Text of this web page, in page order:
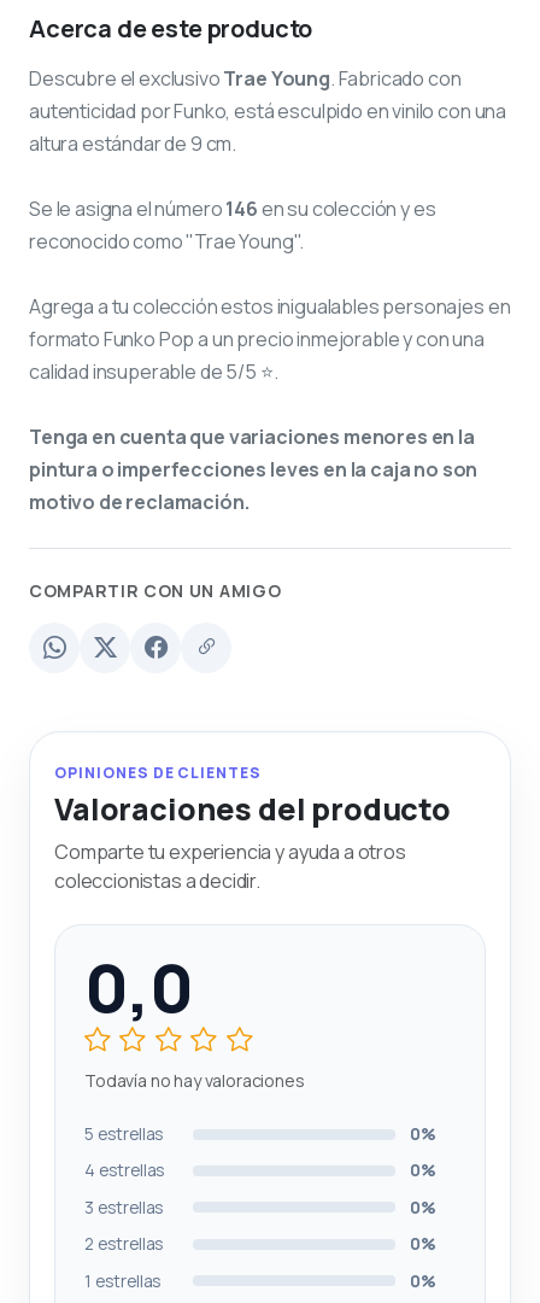
Acerca de este producto
Descubre el exclusivoTrae Young. Fabricado con
autenticidad por Funko, está esculpido en vinilo con una
altura estándar de 9 cm.
Se le asigna el número146en su colección y es
reconocido como "Trae Young".
Agrega a tu colección estos inigualables personajes en
formato Funko Pop a un precio inmejorable y con una
calidad insuperable de 5/5 ⭐.
Tenga en cuenta que variaciones menores en la
pintura o imperfecciones leves en la caja no son
motivo de reclamación.
COMPARTIR CON UN AMIGO
OPINIONES DE CLIENTES
Valoraciones del producto
Comparte tu experiencia y ayuda a otros
coleccionistas a decidir.
0,0
Todavía no hay valoraciones
5 estrellas
0%
4 estrellas
0%
3 estrellas
0%
2 estrellas
0%
1 estrellas
0%